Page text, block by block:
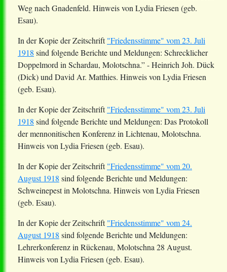
Weg nach Gnadenfeld. Hinweis von Lydia Friesen (geb.
Esau).
In der Kopie der Zeitschrift"Friedensstimme" vom 23. Juli
1918 sind folgende Berichte und Meldungen: Schrecklicher
Doppelmord inSchardau, Molotschna.” - Heinrich Joh. Dück
(Dick) und David Ar. Matthies. Hinweis von Lydia Friesen
(geb. Esau).
In der Kopie der Zeitschrift"Friedensstimme" vom 23. Juli
1918 sind folgende Berichte und Meldungen: Das Protokoll
der mennonitischen Konferenz in Lichtenau, Molotschna.
Hinweis von Lydia Friesen (geb. Esau).
In der Kopie der Zeitschrift"Friedensstimme" vom 20.
August 1918 sind folgende Berichte und Meldungen:
Schweinepest in Molotschna. Hinweis von Lydia Friesen
(geb. Esau).
In der Kopie der Zeitschrift"Friedensstimme" vom 24.
August 1918 sind folgende Berichte und Meldungen:
Lehrerkonferenz inRückenau, Molotschna 28 August.
Hinweis von Lydia Friesen (geb. Esau).